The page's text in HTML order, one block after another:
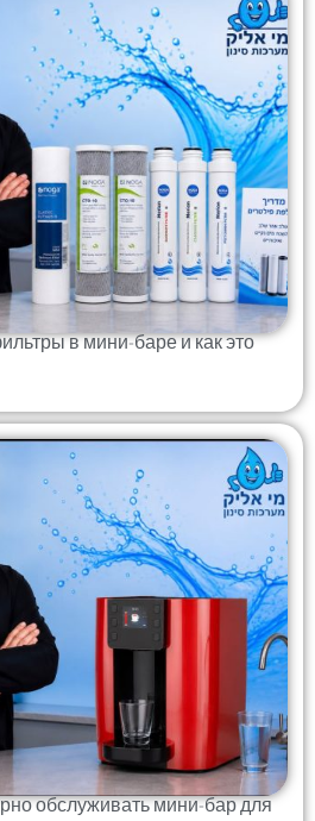
в мини-баре и как это
обслуживать мини-бар для